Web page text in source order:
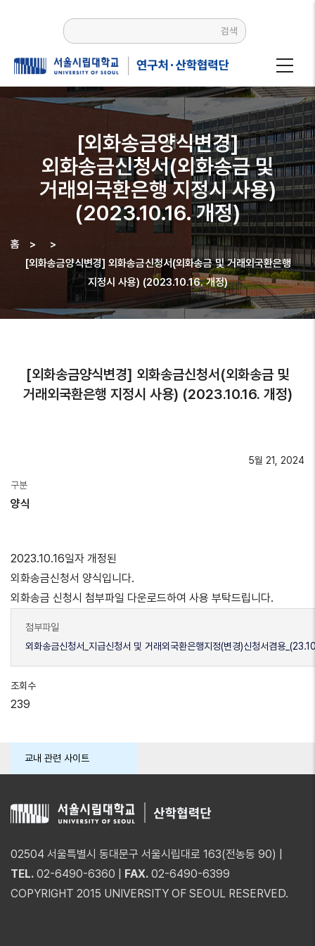
검색
[외화송금양식변경]
외화송금신청서(외화송금 및
거래외국환은행 지정시 사용)
(2023.10.16. 개정)
이동
홈 >
>
[외화송금양식변경] 외화송금신청서(외화송금 및 거래외국환은행
지정시 사용) (2023.10.16. 개정)
[외화송금양식변경] 외화송금신청서(외화송금 및
거래외국환은행 지정시 사용) (2023.10.16. 개정)
5월 21, 2024
구분
양식
2023.10.16일자 개정된
외화송금신청서 양식입니다.
외화송금 신청시 첨부파일 다운로드하여 사용 부탁드립니다.
첨부파일
외화송금신청서_지급신청서 및 거래외국환은행지정(변경)신청서겸용
조회수
239
교내 관련 사이트
02504 서울특별시 동대문구 서울시립대로 163(전농동 90) |
TEL. 02-6490-6360 | FAX. 02-6490-6399
COPYRIGHT 2015 UNIVERSITY OF SEOUL RESERVED.